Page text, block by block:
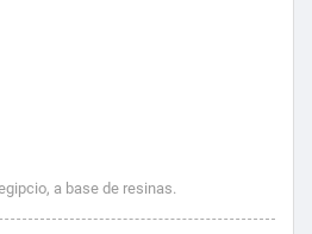
a base de resinas.